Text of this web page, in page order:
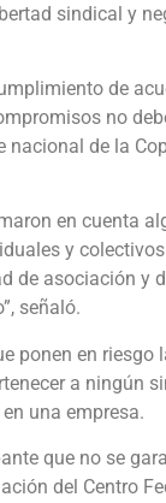
sindical y
de
no
de la
en cuenta
y
de asociación y
señaló.
ponen en riesgo
a ningún
una empresa.
que no se
del Centro